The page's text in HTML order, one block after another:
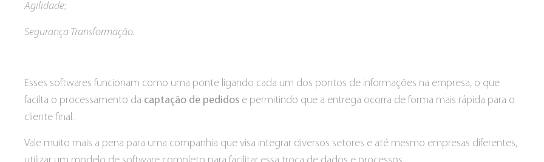
Agilidade;
Segurança Transformação.
Esses softwares funcionam como uma ponte ligando cada um dos pontos de informações na empresa, o que
facilta o processamento da captação de pedidos e permitindo que a entrega ocorra de forma mais rápida para o
cliente final.
Vale muito mais a pena para uma companhia que visa integrar diversos setores e até mesmo empresas diferentes,